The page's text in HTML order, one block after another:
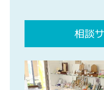
相談